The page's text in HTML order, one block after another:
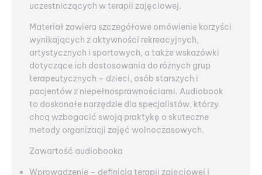
uczestniczących w terapii zajęciowej.
Materiał zawiera szczegółowe omówienie korzyści
wynikających z aktywności rekreacyjnych,
artystycznych i sportowych, a także wskazówki
dotyczące ich dostosowania do różnych grup
terapeutycznych – dzieci, osób starszych i
pacjentów z niepełnosprawnościami. Audiobook
to doskonałe narzędzie dla specjalistów, którzy
chcą wzbogacić swoją praktykę o skuteczne
metody organizacji zajęć wolnoczasowych.
Zawartość audiobooka
Wprowadzenie – definicja terapii zajęciowej i